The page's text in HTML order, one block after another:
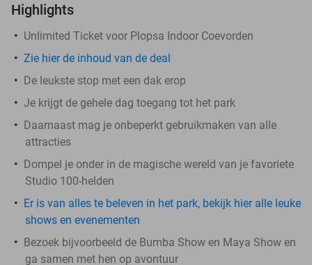
Highlights
Unlimited Ticket voor Plopsa Indoor Coevorden
Zie hier de inhoud van de deal
De leukste stop met een dak erop
Je krijgt de gehele dag toegang tot het park
Daarnaast mag je onbeperkt gebruikmaken van alle
attracties
Dompel je onder in de magische wereld van je favoriete
Studio 100-helden
Er is van alles te beleven in het park, bekijk hier alle leuke
shows en evenementen
Bezoek bijvoorbeeld de Bumba Show en Maya Show en
ga samen met hen op avontuur